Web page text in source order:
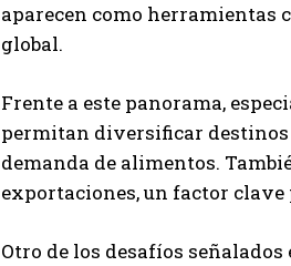
aparecen como herramientas
global.
Frente a este panorama,
permitan diversificar
demanda de alimentos.
exportaciones, un factor
Otro de los desafíos